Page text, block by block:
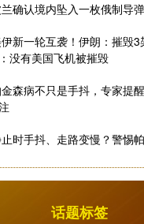
确认境内坠入一枚俄制导弹
新一轮互袭！伊朗：摧毁
没有美国飞机被摧毁
森病不只是手抖，专家提
时手抖、走路变慢？警惕
话题标签